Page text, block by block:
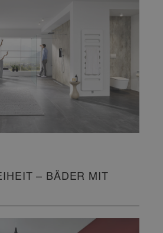
– BÄDER MIT